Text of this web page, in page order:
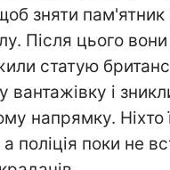
зняти пам'ятник
Після цього вони
статую
вантажівку і
напрямку. Ніхто
поліція поки не